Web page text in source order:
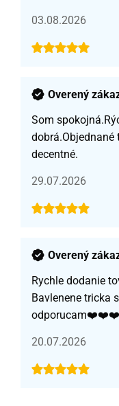
03.08.2026
Overený
Som
dobrá.Objednané
decentné.
29.07.2026
Overený
Rychle dodanie
Bavlenene tricka
odporucam❤️❤️❤️
20.07.2026